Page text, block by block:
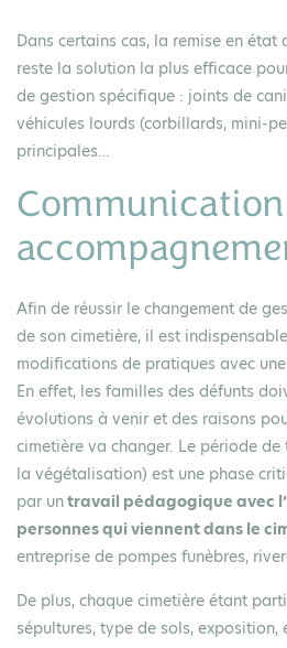
Dans certains cas, la remise en état
reste la solution la plus efficace
de gestion spécifique : joints de
véhicules lourds (corbillards, mini-
principales…
Afin de réussir le changement de
de son cimetière, il est
modifications de pratiques avec
En effet, les familles des défunts
évolutions à venir et des raisons
cimetière va changer. Le période
la végétalisation) est une phase
par untravail pédagogique avec
personnes qui viennent dans le
entreprise de pompes funèbres,
De plus, chaque cimetière étant
sépultures, type de sols, exposition,